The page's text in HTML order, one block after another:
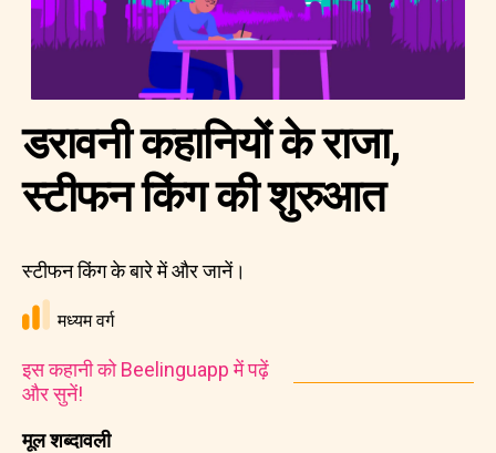
मूल शब्दावली
डरावनी कहानियों के राजा,
स्टीफन किंग की शुरुआत
स्टीफन किंग के बारे में और जानें।
मध्यम वर्ग
इस कहानी को Beelinguapp में पढ़ें
और सुनें!